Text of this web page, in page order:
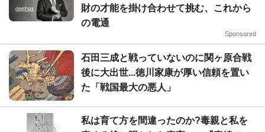
財の才能を掛け合わせて挑む、これから
の電通
Sponsored
石田三成と戦っていないのに関ヶ原合戦
後に大出世...徳川家康が厚い信頼を置い
た「戦国最大の悪人」
私は育て方を間違ったのか?毒親と私を